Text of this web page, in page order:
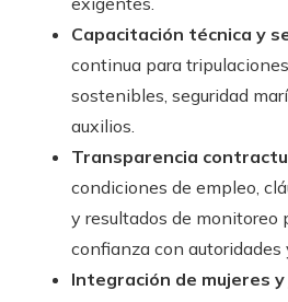
Capacitación técnica y
continua para
sostenibles, seguridad
auxilios.
Transparencia
condiciones de empleo,
y resultados de monitoreo
confianza con autoridades
Integración de mujeres